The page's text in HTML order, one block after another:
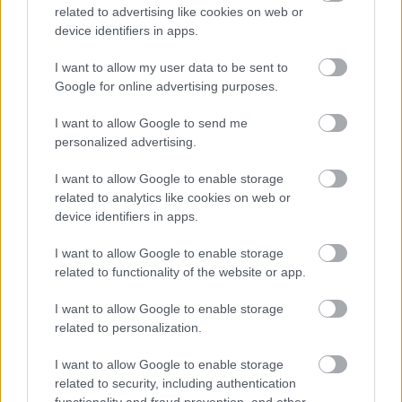
related to advertising like cookies on web or
device identifiers in apps.
I want to allow my user data to be sent to
Google for online advertising purposes.
I want to allow Google to send me
personalized advertising.
I want to allow Google to enable storage
related to analytics like cookies on web or
device identifiers in apps.
I want to allow Google to enable storage
related to functionality of the website or app.
I want to allow Google to enable storage
related to personalization.
I want to allow Google to enable storage
related to security, including authentication
Jarosław > Klasa B Przemyśl - sytuacja w tabeli
Przed meczami 17. kolejki - Jarosław > Klasa B Przemyśl gospodarze
plasują się na 2. miejscu.
Poniżej znajdziesz także ostatnie mecze obu drużyn oraz statystyki
Jawor Nehrybka vs. Bizon Medyka - relacja, wynik na żywo,
transmisja
Wynik meczu Jawor Nehrybka - Bizon Medyka znajdziesz na naszej stronie
zaraz po jego zakończeniu. Jeżeli szukasz informacji meczowych, zajrzyj
Jawor Nehrybka vs. Bizon Medyka - wynik, składy, strzelcy
Jeżeli w internecie lub TV dostępna jest
albo innych spotkań Jarosław >
Klasa B Przemyśl na pewno znajdziesz takie informacje na naszym
portalu. Możliwe jednak, że nigdzie nie pojawi się stream online z tego
Asseco Resovia| Developres Rzeszów |ITA TOOLS Stal Mielec
Cellfast Wilki Krosno| Texom Stal Rzeszów|Stal Mielec